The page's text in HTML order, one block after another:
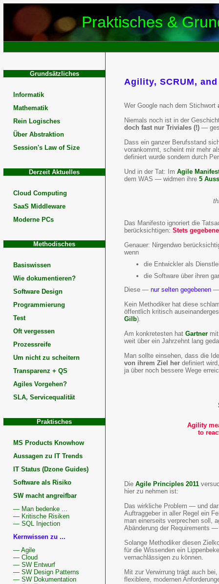
Praktisches &
Grundsätzliches
Informatik
Mathematik
Rein Logisches
Über Abstraktion
Session's Law of Size
Derzeit Aktuelles
Cloud Computing
SaaS Middleware
Moderne PCs
Methodisches
Basiswissen
Wie dokumentieren?
Software Design
Programmierung
Test
Oft vergessen
Prozessreife
Um nicht zu scheitern
Transparenz + QS
Agiles Vorgehen?
SLA, Servicequalität
Praktisches
MS Products Knowhow
Aussagen zu IT Trends
IT Status (Dzone Guides)
Software als Risiko
SW macht angreifbar
— Man bedenke ...
— Kritische Risiken
— SQL Injection
Kernwissen zu ...
— Agile
— Cloud
— SW Entwurf
— SW Design Patterns
— SW Dokumentation
Better
Definitions
of
Agility
in
Software
Software
Agile
Project
Agility, SCRUM,
Wer Google nach dem Stichwort
Niemals noch ist in der
doch fast nur Triviales (!) —
Dass ein ganzer Berufsstand
vorankommt, scheint mir mehr
definiert wurde sondern durch
Und in der Tat: Im Agile
dem WAS — widmen ihre 5
Das Manifesto ignoriert die
berücksichtigen: Stets
Genauer: Nirgendwo
wenn
die Entwickler als
die Software über ihren
Diese — nur selten gegebenen —
Kein Methodiker hat diese
öffentlich kritisch
Gilb).
Am konkretesten hat Gartner
weit über ein Jahrzehnt lang
Man sollte einsehen, dass die
von ihrem Ziel her definiert
ja über noch bessere Wege
Agility
to
Die Agile Principles 2011
hier zu nehmen ist:
Das wirkliche Problem — und
Auftraggeber in aller Regel ein
man einerseits verprechen soll,
Abänderung der Requirements
Solange Methodiker diesen
für die Wissenden ein
vernachlässigen zu können.
Mit zur Verwirrung trägt auch
flexiblere, modernen